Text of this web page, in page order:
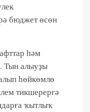
бюджет өсөн
һәм
Тын алыуҙы
һөйкөмлө
тикшерергә
ҡытлыҡ